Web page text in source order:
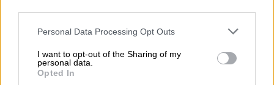
Please note that this website/app uses one or more Google
not limited to your visit or usage behaviour. You may click to
grant or deny consent to Google and its third-party tags to
use your data for below specified purposes in below Google
Personal Data Processing Opt Outs
I want to opt-out of the Sharing of my
personal data.
Opted In